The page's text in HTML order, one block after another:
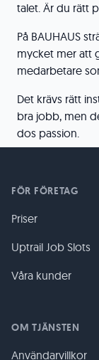
talet. Är du rätt
På BAUHAUS
mycket mer att
medarbetare
Det krävs rätt
bra jobb, men
dos passion.
FÖR FÖRETAG
Priser
Uptrail Job Slots
Våra kunder
OM TJÄNSTEN
Användarvillkor